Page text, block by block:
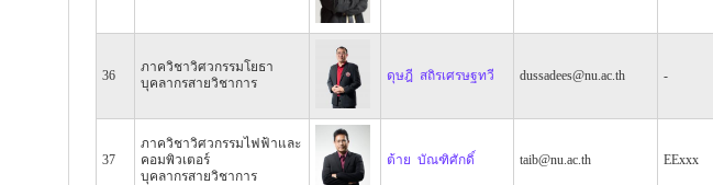
36
ภาควิชาวิศวกรรมโยธา
บุคลากรสายวิชาการ
ดุษฎี สถิรเศรษฐทวี dussadees@nu.ac.th -
37
ภาควิชาวิศวกรรมไฟฟ้าและ
คอมพิวเตอร์
บุคลากรสายวิชาการ
ต้าย บัณฑิศักดิ์ taib@nu.ac.th EExxx